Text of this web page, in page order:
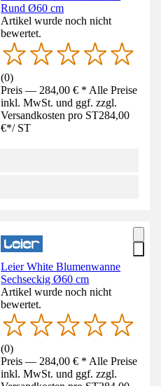
Rund Ø60 cm
Artikel wurde noch nicht
bewertet.
(0)
Preis — 284,00 € * Alle Preise
inkl. MwSt. und ggf. zzgl.
Versandkosten pro ST284,00
€*/ ST
Leier White Blumenwanne
Sechseckig Ø60 cm
Artikel wurde noch nicht
bewertet.
(0)
Preis — 284,00 € * Alle Preise
inkl. MwSt. und ggf. zzgl.